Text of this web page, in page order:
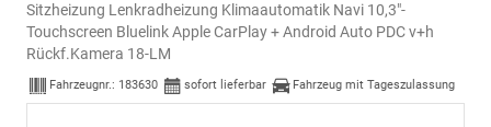
Sitzheizung Lenkradheizung Klimaautomatik Navi 10,3"-
Touchscreen Bluelink Apple CarPlay + Android Auto PDC v+h
Rückf.Kamera 18-LM
Fahrzeugnr.: 183630 sofort lieferbar Fahrzeug mit Tageszulassung